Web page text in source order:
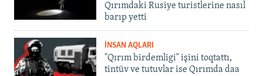
Qırımdaki Rusiye turistlerine nasıl
barıp yetti
İNSAN AQLARI
"Qırım birdemligi" işini toqtattı,
tintüv ve tutuvlar ise Qırımda daa